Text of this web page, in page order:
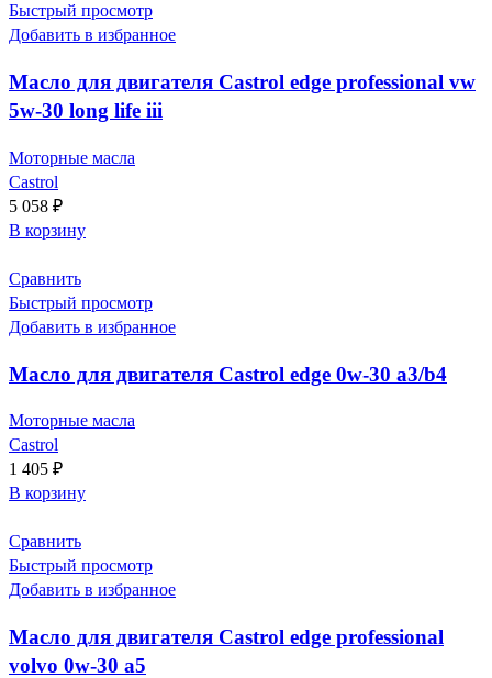
Быстрый просмотр
Добавить в избранное
Масло для двигателя Castrol edge professional vw
5w-30 long life iii
Моторные масла
Castrol
5 058 ₽
В корзину
Сравнить
Быстрый просмотр
Добавить в избранное
Масло для двигателя Castrol edge 0w-30 a3/b4
Моторные масла
Castrol
1 405 ₽
В корзину
Сравнить
Быстрый просмотр
Добавить в избранное
Масло для двигателя Castrol edge professional
volvo 0w-30 a5